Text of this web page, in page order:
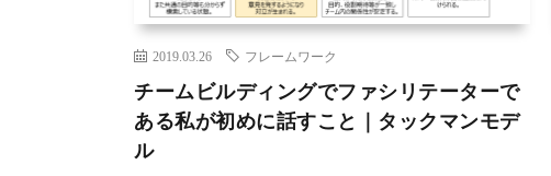
2019.03.26 フレームワーク
チームビルディングでファシリテーターで
ある私が初めに話すこと｜タックマンモデ
ル